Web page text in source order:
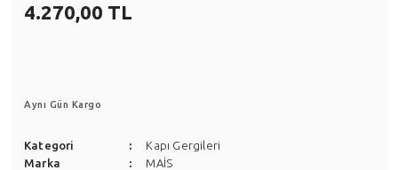
4.270,00 TL
Aynı Gün Kargo
Kategori
Kapı Gergileri
Marka
MAİS